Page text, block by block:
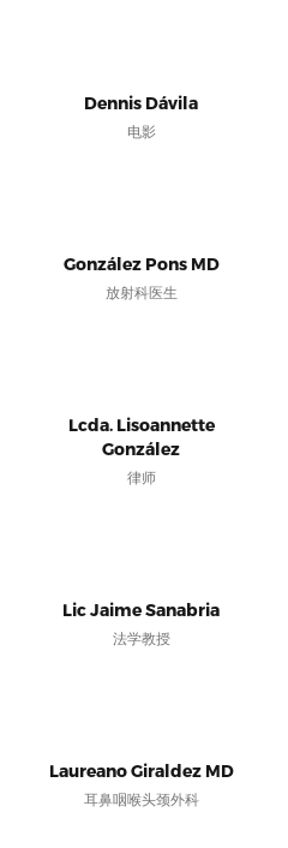
Dennis Dávila
电影
González Pons MD
放射科医生
Lcda. Lisoannette
González
律师
Lic Jaime Sanabria
法学教授
Laureano Giraldez MD
耳鼻咽喉头颈外科